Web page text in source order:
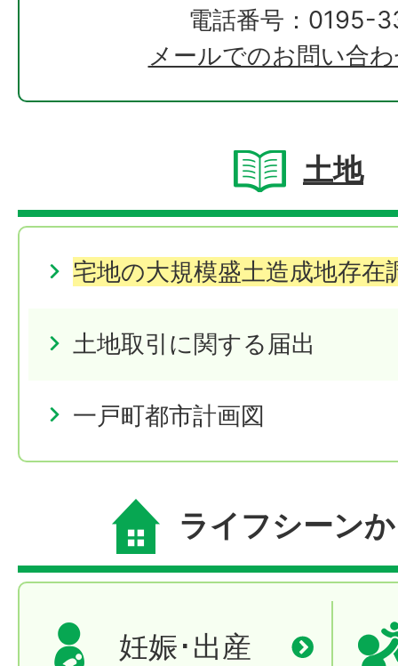
電話番号：0195-
メールでのお問い合
土地
宅地の大規模盛土造成地存在
土地取引に関する届出
一戸町都市計画図
ライフシーン
妊娠･出産